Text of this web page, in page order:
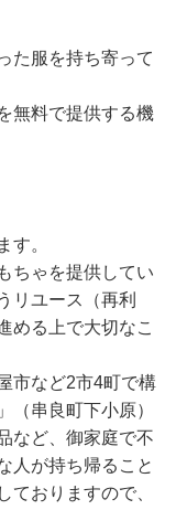
た服を持ち寄って
無料で提供する機
す。
ちゃを提供してい
リユース（再利
める上で大切なこ
市など2市4町で構
（串良町下小原）
など、御家庭で不
人が持ち帰ること
ておりますので、